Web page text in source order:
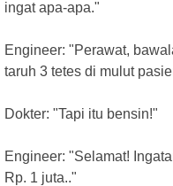
ingat apa-apa."
Engineer: "Perawat,
taruh 3 tetes di mulut
Dokter: "Tapi itu bensin!"
Engineer: "Selamat!
Rp. 1 juta.."